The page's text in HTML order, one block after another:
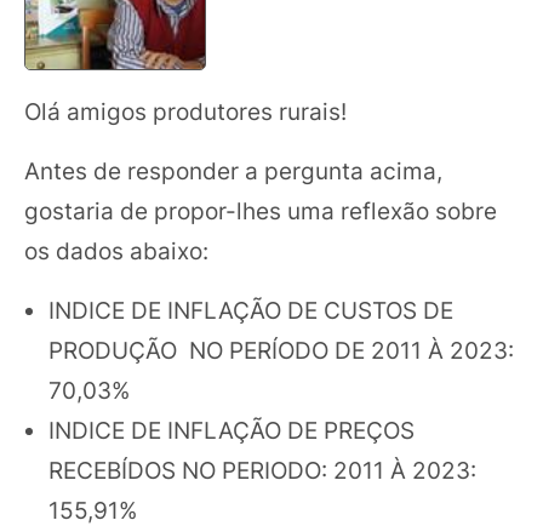
Olá amigos produtores rurais!
Antes de responder a pergunta acima,
gostaria de propor-lhes uma reflexão sobre
os dados abaixo:
INDICE DE INFLAÇÃO DE CUSTOS DE
PRODUÇÃO NO PERÍODO DE 2011 À 2023:
70,03%
INDICE DE INFLAÇÃO DE PREÇOS
RECEBÍDOS NO PERIODO: 2011 À 2023:
155,91%